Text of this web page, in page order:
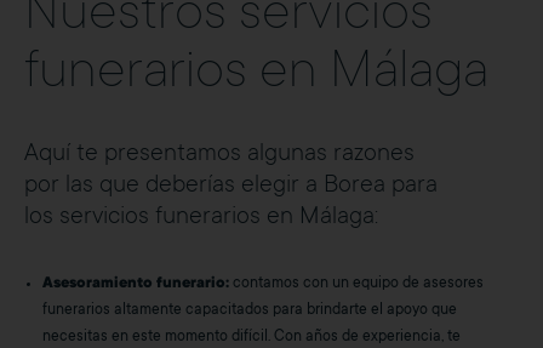
Nuestros servicios
funerarios en Málaga
Aquí te presentamos algunas razones
por las que deberías elegir a Borea para
los servicios funerarios en Málaga:
Asesoramiento funerario:contamos con un equipo de asesores
funerarios altamente capacitados para brindarte el apoyo que
necesitas en este momento difícil. Con años de experiencia, te